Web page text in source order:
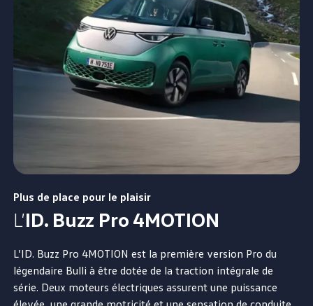
Plus de place pour le plaisir
L’ID. Buzz Pro 4MOTION
L’ID. Buzz Pro 4MOTION est la première version Pro du
légendaire Bulli à être dotée de la traction intégrale de
série. Deux moteurs électriques assurent une puissance